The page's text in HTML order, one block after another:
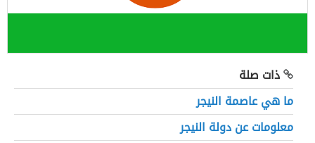
ذات صلة
ما هي عاصمة النيجر
معلومات عن دولة النيجر